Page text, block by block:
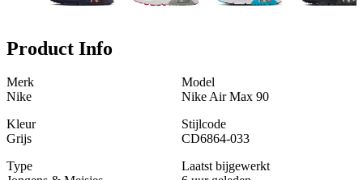
Product Info
Merk
Nike
Model
Nike Air Max 90
Kleur
Grijs
Stijlcode
CD6864-033
Type
Laatst bijgewerkt